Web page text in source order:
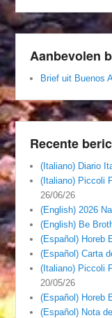
Aanbevolen
Brief uit Buenos
Recente
(Italiano) Diario
(Italiano) Piccoli
26/06/26
(English) 2026
(English) Be
(Español) Horeb
(Español) Carta
(Italiano) Piccoli
20/05/26
(Español) Horeb
(Español) Nota